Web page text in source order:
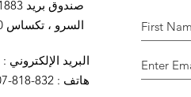
صندوق بريد 1883
السرو ، تكساس 77410
البريد الإلكتروني :
هاتف : 832-818-4007